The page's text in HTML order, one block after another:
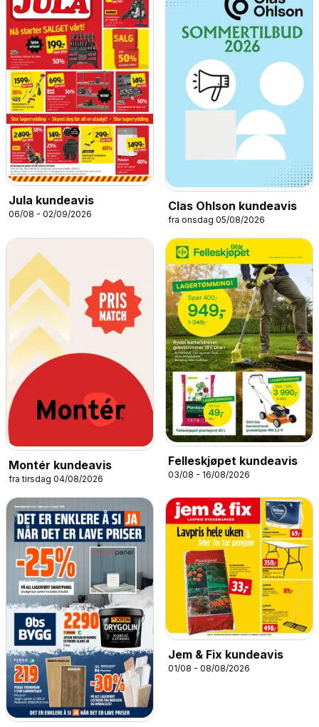
Jula kundeavis
06/08 - 02/09/2026
Clas Ohlson kundeavis
fra onsdag 05/08/2026
Montér kundeavis
fra tirsdag 04/08/2026
Felleskjøpet kundeavis
03/08 - 16/08/2026
Jem & Fix kundeavis
01/08 - 08/08/2026